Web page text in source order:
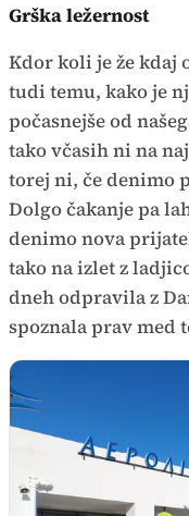
Grška ležernost
Kdor koli je že kdaj
tudi temu, kako je
počasnejše od
tako včasih ni na
torej ni, če denimo
Dolgo čakanje pa
denimo nova
tako na izlet z
dneh odpravila z
spoznala prav med